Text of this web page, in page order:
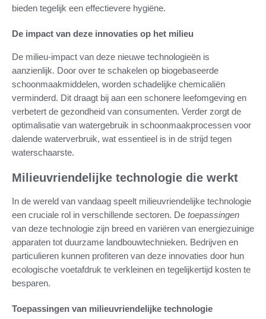
bieden tegelijk een effectievere hygiëne.
De impact van deze innovaties op het milieu
De milieu-impact van deze nieuwe technologieën is
aanzienlijk. Door over te schakelen op biogebaseerde
schoonmaakmiddelen, worden schadelijke chemicaliën
verminderd. Dit draagt bij aan een schonere leefomgeving en
verbetert de gezondheid van consumenten. Verder zorgt de
optimalisatie van watergebruik in schoonmaakprocessen voor
dalende waterverbruik, wat essentieel is in de strijd tegen
waterschaarste.
Milieuvriendelijke technologie die werkt
In de wereld van vandaag speelt milieuvriendelijke technologie
een cruciale rol in verschillende sectoren. De toepassingen
van deze technologie zijn breed en variëren van energiezuinige
apparaten tot duurzame landbouwtechnieken. Bedrijven en
particulieren kunnen profiteren van deze innovaties door hun
ecologische voetafdruk te verkleinen en tegelijkertijd kosten te
besparen.
Toepassingen van milieuvriendelijke technologie